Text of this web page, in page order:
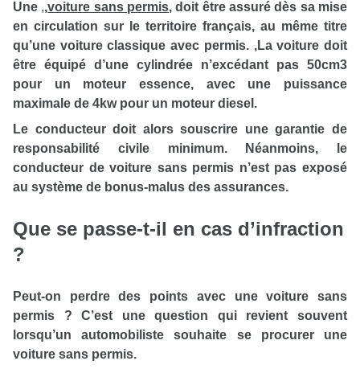
Une ,,voiture sans permis, doit être assuré dès sa mise
en circulation sur le territoire français, au même titre
qu’une voiture classique avec permis. ,La voiture doit
être équipé d’une cylindrée n’excédant pas 50cm3
pour un moteur essence, avec une puissance
maximale de 4kw pour un moteur diesel.
Le conducteur doit alors souscrire une garantie de
responsabilité civile minimum.
Néanmoins, le
conducteur de voiture sans permis n’est pas exposé
au système de bonus-malus des assurances.
Que se passe-t-il en cas d’infraction
?
Peut-on perdre des points avec une voiture sans
permis ? C’est une question qui revient souvent
lorsqu’un automobiliste souhaite se procurer une
voiture sans permis.